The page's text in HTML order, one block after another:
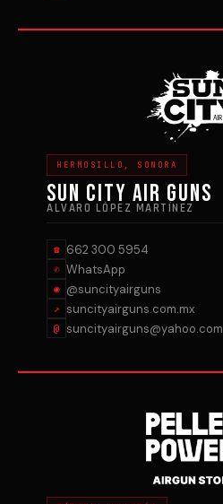
HERMOSILLO, SONORA
SUN CITY AIR GUNS
ALVARO LÓPEZ MARTÍNEZ
☎ 662 300 5954
✆ WhatsApp
◉ @suncityairguns
↗ suncityairguns.com.mx
@ suncityairguns@yahoo.com